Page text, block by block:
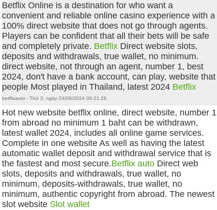
Betflix Online is a destination for who want a
convenient and reliable online casino experience with a
100% direct website that does not go through agents.
Players can be confident that all their bets will be safe
and completely private. Betflix Direct website slots,
deposits and withdrawals, true wallet, no minimum.
direct website, not through an agent, number 1, best
2024, don't have a bank account, can play, website that
people Most played in Thailand, latest 2024 Betflix
betflixauto - Thứ 3, ngày 24/09/2024 08:21:26
Hot new website betflix online, direct website, number 1
from abroad no minimum 1 baht can be withdrawn,
latest wallet 2024, includes all online game services.
Complete in one website As well as having the latest
automatic wallet deposit and withdrawal service that is
the fastest and most secure.Betflix auto Direct web
slots, deposits and withdrawals, true wallet, no
minimum, deposits-withdrawals, true wallet, no
minimum, authentic copyright from abroad. The newest
slot website Slot wallet